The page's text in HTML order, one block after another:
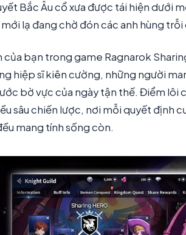
Bắc Âu cổ xưa được tái hiện dưới
lạ đang chờ đón các anh hùng trỗi
của bạn trong game Ragnarok
hiệp sĩ kiên cường, những người
bờ vực của ngày tận thế. Điểm lôi
sâu chiến lược, nơi mỗi quyết định
mang tính sống còn.